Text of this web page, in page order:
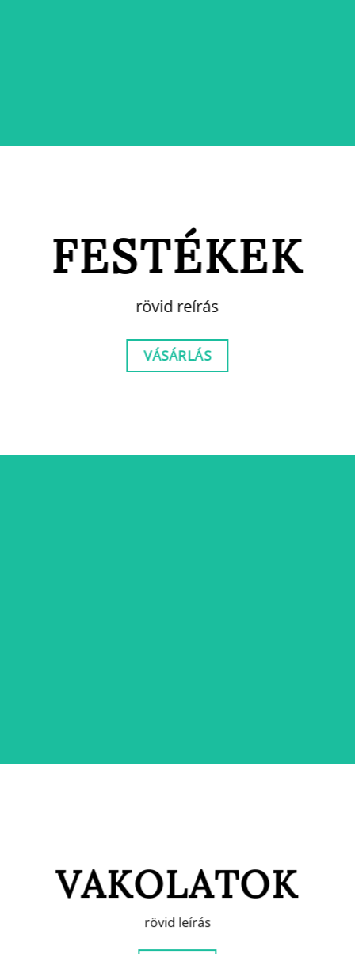
FESTÉKEK
rövid reírás
VÁSÁRLÁS
VAKOLATOK
rövid leírás